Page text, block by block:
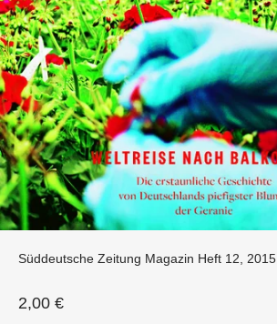
Süddeutsche Zeitung Magazin Heft 12, 2015
Angebot
2,00 €